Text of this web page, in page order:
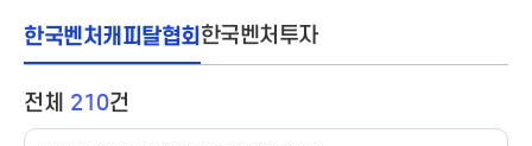
한국벤처캐피탈협회한국벤처투자
전체 210건